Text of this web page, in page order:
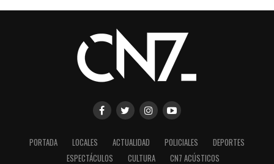
PORTADA LOCALES ACTUALIDAD POLICIALES
DEPORTES
ESPECTÁCULOS
CULTURA CN7 ACÚSTICOS